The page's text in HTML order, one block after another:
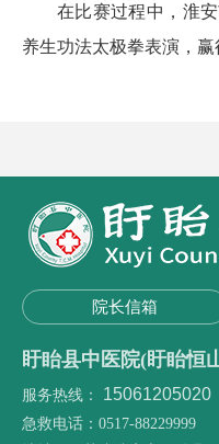
在比赛过程中，淮
养生功法太极拳表演，赢
院长信箱
盱眙县中医院(盱眙恒
服务热线： 15061205020
急救电话：0517-88229999